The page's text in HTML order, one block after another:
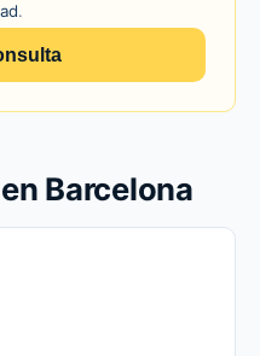
.
Barcelona